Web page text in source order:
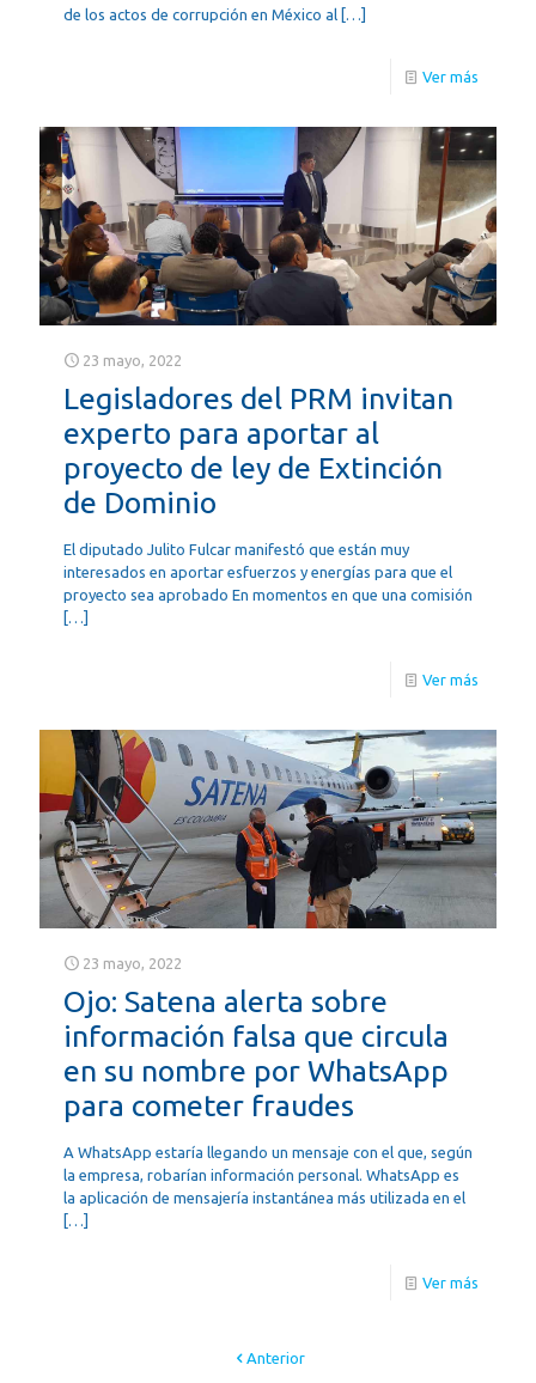
de los actos de corrupción en México al […]
Ver más
23 mayo, 2022
Legisladores del PRM invitan
experto para aportar al
proyecto de ley de Extinción
de Dominio
El diputado Julito Fulcar manifestó que están muy
interesados en aportar esfuerzos y energías para que el
proyecto sea aprobado En momentos en que una comisión
[…]
Ver más
23 mayo, 2022
Ojo: Satena alerta sobre
información falsa que circula
en su nombre por WhatsApp
para cometer fraudes
A WhatsApp estaría llegando un mensaje con el que, según
la empresa, robarían información personal. WhatsApp es
la aplicación de mensajería instantánea más utilizada en el
[…]
Ver más
Anterior